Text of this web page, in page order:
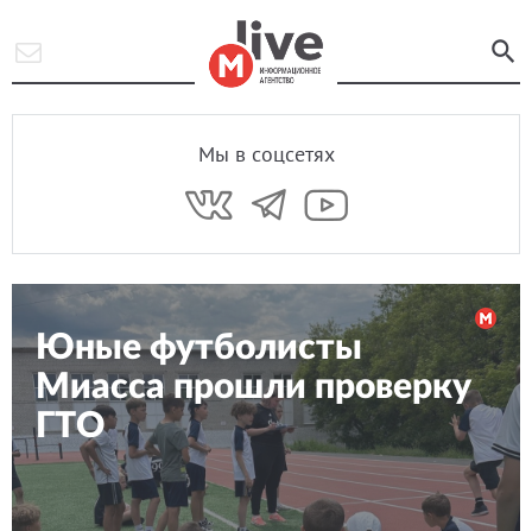
Мы в соцсетях
Юные футболисты
Миасса прошли проверку
ГТО